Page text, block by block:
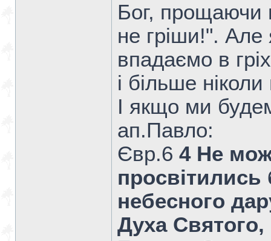
Бог, прощаючи
не гріши!". Але
впадаємо в
і більше
І якщо ми
ап.Павло:
Євр.6 4 Не
просвітились
небесного
Духа Святого,